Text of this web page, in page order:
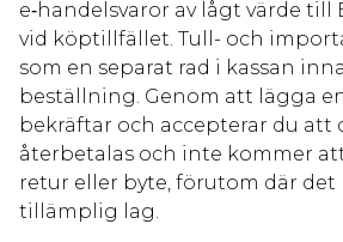
e‑handelsvaror av lågt värde till
vid köptillfället. Tull- och
som en separat rad i kassan
beställning. Genom att lägga
bekräftar och accepterar du att
återbetalas och inte kommer
retur eller byte, förutom där det
tillämplig lag.